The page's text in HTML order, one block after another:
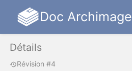
Doc Archimage
Détails
Révision #4